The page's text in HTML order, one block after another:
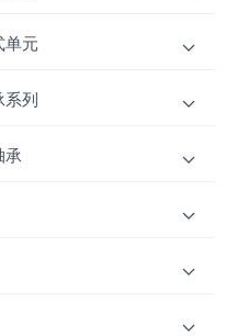
单元
系列
承